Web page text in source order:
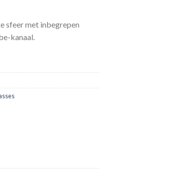
sfeer met inbegrepen
kanaal.